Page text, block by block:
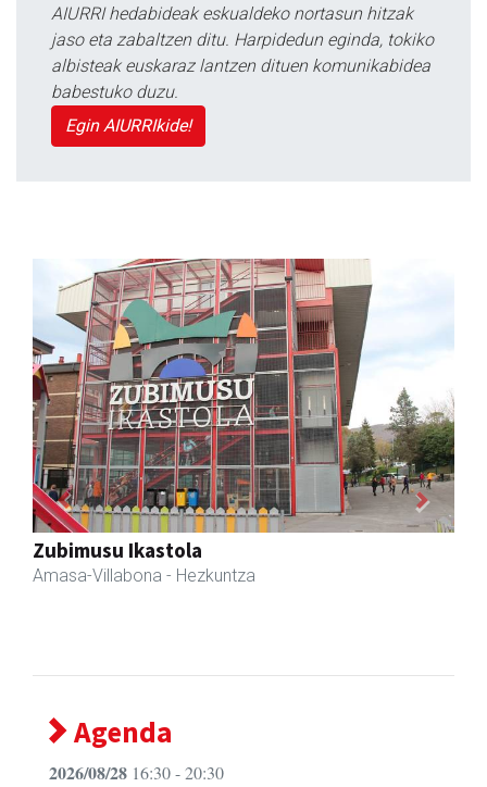
AIURRI hedabideak eskualdeko nortasun hitzak
jaso eta zabaltzen ditu. Harpidedun eginda, tokiko
albisteak euskaraz lantzen dituen komunikabidea
babestuko duzu.
Egin AIURRIkide!
Zubimusu Ikastola
Amasa-Villabona - Hezkuntza
Previous Next
Agenda
2026/08/28 16:30 - 20:30